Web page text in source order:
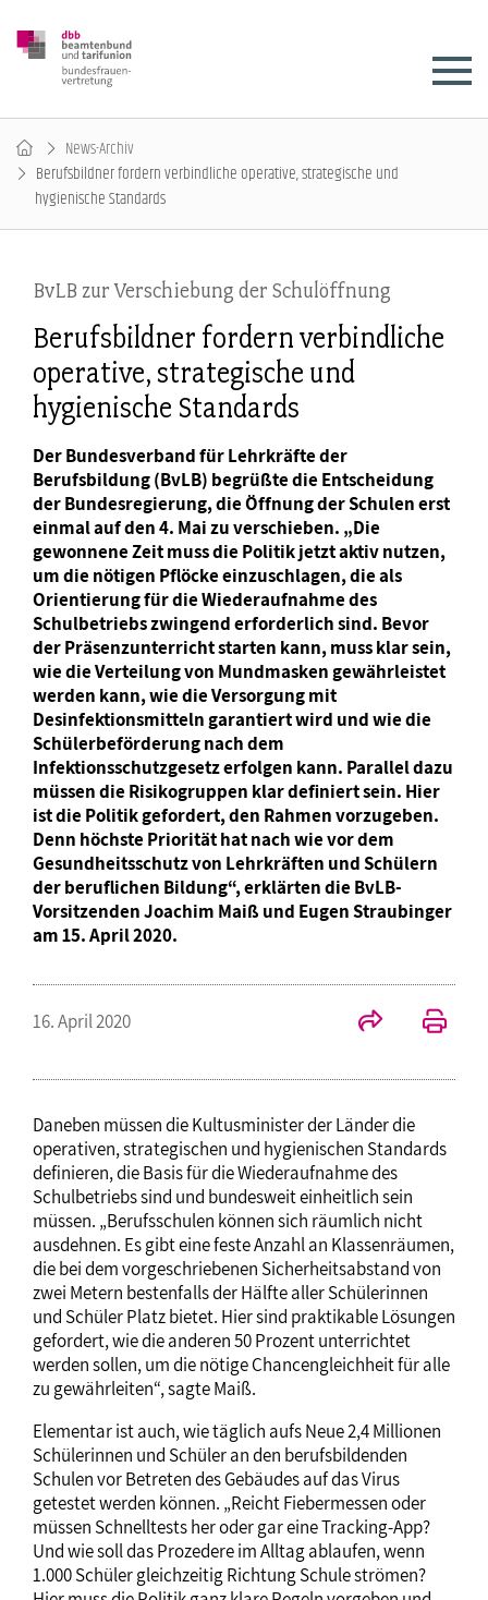
News-Archiv
Berufsbildner fordern verbindliche operative, strategische und
hygienische Standards
BvLB zur Verschiebung der Schulöffnung
Berufsbildner fordern verbindliche
operative, strategische und
hygienische Standards
Der Bundesverband für Lehrkräfte der
Berufsbildung (BvLB) begrüßte die Entscheidung
der Bundesregierung, die Öffnung der Schulen erst
einmal auf den 4. Mai zu verschieben. „Die
gewonnene Zeit muss die Politik jetzt aktiv nutzen,
um die nötigen Pflöcke einzuschlagen, die als
Orientierung für die Wiederaufnahme des
Schulbetriebs zwingend erforderlich sind. Bevor
der Präsenzunterricht starten kann, muss klar sein,
wie die Verteilung von Mundmasken gewährleistet
werden kann, wie die Versorgung mit
Desinfektionsmitteln garantiert wird und wie die
Schülerbeförderung nach dem
Infektionsschutzgesetz erfolgen kann. Parallel dazu
müssen die Risikogruppen klar definiert sein. Hier
ist die Politik gefordert, den Rahmen vorzugeben.
Denn höchste Priorität hat nach wie vor dem
Gesundheitsschutz von Lehrkräften und Schülern
der beruflichen Bildung“, erklärten die BvLB-
Vorsitzenden Joachim Maiß und Eugen Straubinger
am 15. April 2020.
16. April 2020
Daneben müssen die Kultusminister der Länder die
operativen, strategischen und hygienischen Standards
definieren, die Basis für die Wiederaufnahme des
Schulbetriebs sind und bundesweit einheitlich sein
müssen. „Berufsschulen können sich räumlich nicht
ausdehnen. Es gibt eine feste Anzahl an Klassenräumen,
die bei dem vorgeschriebenen Sicherheitsabstand von
zwei Metern bestenfalls der Hälfte aller Schülerinnen
und Schüler Platz bietet. Hier sind praktikable Lösungen
gefordert, wie die anderen 50 Prozent unterrichtet
werden sollen, um die nötige Chancengleichheit für alle
zu gewährleiten“, sagte Maiß.
Elementar ist auch, wie täglich aufs Neue 2,4 Millionen
Schülerinnen und Schüler an den berufsbildenden
Schulen vor Betreten des Gebäudes auf das Virus
getestet werden können. „Reicht Fiebermessen oder
müssen Schnelltests her oder gar eine Tracking-App?
Und wie soll das Prozedere im Alltag ablaufen, wenn
1.000 Schüler gleichzeitig Richtung Schule strömen?